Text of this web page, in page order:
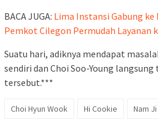
BACA JUGA: Lima Instansi Gabung
Pemkot Cilegon Permudah Layanan
Suatu hari, adiknya mendapat
sendiri dan Choi Soo-Young
tersebut.***
Choi Hyun Wook Hi Cookie Nam